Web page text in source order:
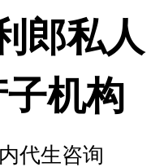
郎私人
机构
代生咨询